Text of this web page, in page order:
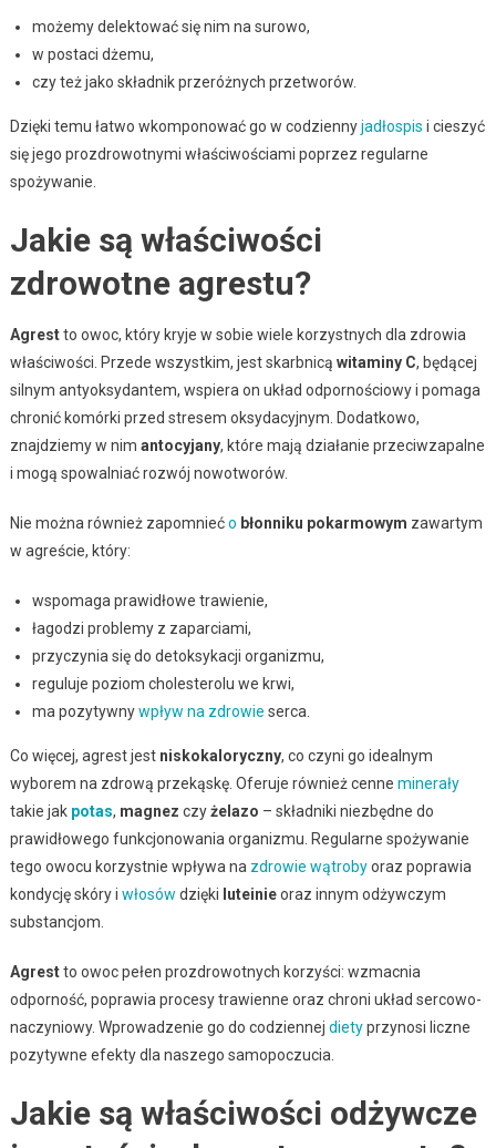
możemy delektować się nim na surowo,
w postaci dżemu,
czy też jako składnik przeróżnych przetworów.
Dzięki temu łatwo wkomponować go w codziennyjadłospis i cieszyć
się jego prozdrowotnymi właściwościami poprzez regularne
spożywanie.
Jakie są właściwości
zdrowotne agrestu?
Agrestto owoc, który kryje w sobie wiele korzystnych dla zdrowia
właściwości. Przede wszystkim, jest skarbnicą witaminy C, będącej
silnym antyoksydantem, wspiera on układ odpornościowy i pomaga
chronić komórki przed stresem oksydacyjnym. Dodatkowo,
znajdziemy w nim antocyjany, które mają działanie przeciwzapalne
i mogą spowalniać rozwój nowotworów.
Nie można również zapomniećo błonniku pokarmowym zawartym
w agreście, który:
wspomaga prawidłowe trawienie,
łagodzi problemy z zaparciami,
przyczynia się do detoksykacji organizmu,
reguluje poziom cholesterolu we krwi,
ma pozytywnywpływ na zdrowie serca.
Co więcej, agrest jest niskokaloryczny, co czyni go idealnym
wyborem na zdrową przekąskę. Oferuje również cenne minerały
takie jak potas, magnez czyżelazo – składniki niezbędne do
prawidłowego funkcjonowania organizmu. Regularne spożywanie
tego owocu korzystnie wpływa na zdrowie wątrobyoraz poprawia
kondycję skóry i włosów dzięki luteinieoraz innym odżywczym
substancjom.
Agrestto owoc pełen prozdrowotnych korzyści: wzmacnia
odporność, poprawia procesy trawienne oraz chroni układ sercowo-
naczyniowy. Wprowadzenie go do codziennej dietyprzynosi liczne
pozytywne efekty dla naszego samopoczucia.
Jakie są właściwości odżywcze